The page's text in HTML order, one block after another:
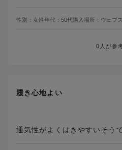
性別： 女性年代： 50代購入場所： ウェブ
0 人が参
履き心地よい
通気性がよくはきやすいそう